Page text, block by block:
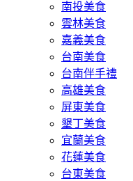
南投美食
雲林美食
嘉義美食
台南美食
台南伴手禮
高雄美食
屏東美食
墾丁美食
宜蘭美食
花蓮美食
台東美食